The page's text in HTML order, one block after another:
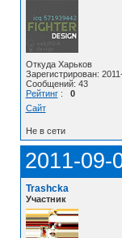
Откуда Харьков
Зарегистрирован:
Сообщений: 43
Рейтинг: 0
Сайт
Не в сети
2011-09-
Trashcka
Участник